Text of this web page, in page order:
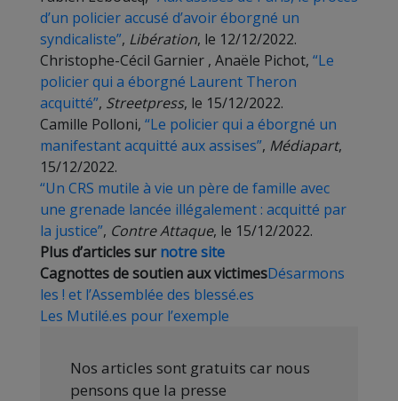
d’un policier accusé d’avoir éborgné un
syndicaliste”, Libération, le 12/12/2022.
Christophe-Cécil Garnier , Anaële Pichot, “Le
policier qui a éborgné Laurent Theron
acquitté”, Streetpress, le 15/12/2022.
Camille Polloni, “Le policier qui a éborgné un
manifestant acquitté aux assises”, Médiapart,
15/12/2022.
“Un CRS mutile à vie un père de famille avec
une grenade lancée illégalement : acquitté par
la justice”, Contre Attaque, le 15/12/2022.
Plus d’articles sur notre site
Cagnottes de soutien aux victimesDésarmons
les ! et l’Assemblée des blessé.es
Les Mutilé.es pour l’exemple
Nos articles sont gratuits car nous
pensons que la presse